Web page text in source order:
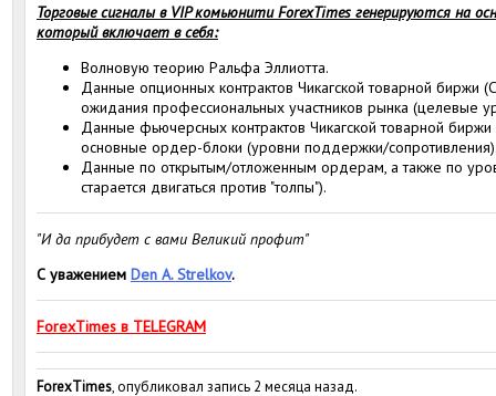
Торговые сигналы в VIP комьюнити ForexTimes генерируются на
который включает в себя:
Волновую теорию Ральфа Эллиотта.
Данные опционных контрактов Чикагской товарной биржи
ожидания профессиональных участников рынка (целевые
Данные фьючерсных контрактов Чикагской товарной
основные ордер-блоки (уровни поддержки/
Данные по открытым/отложенным ордерам, а также по
старается двигаться против "толпы").
"И да прибудет с вами Великий профит"
С уважением Den A. Strelkov.
ForexTimes в TELEGRAM
ForexTimes, опубликовал запись 2 месяца назад.